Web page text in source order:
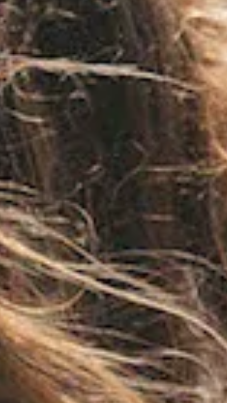
Gepassioneerde zeilers en lokale experts die
zich inzetten voor uw Ionische avontuur.Meer